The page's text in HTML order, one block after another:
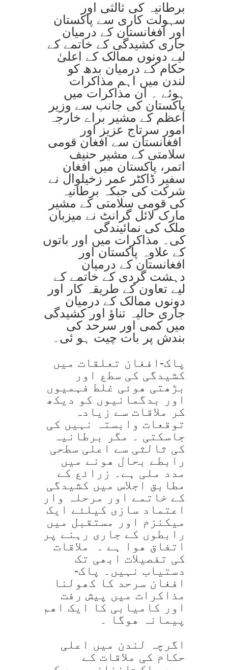
برطانیہ کی ثالثی اور
سہولت کاری سے پاکستان
اور افغانستان کے درمیان
جاری کشیدگی کے خاتمے کے
لیے دونوں ممالک کے اعلیٰ
حکام کے درمیان بدھ کو
لندن میں اہم مذاکرات
ہوئے ۔ ان مذاکرات میں
پاکستان کی جانب سے وزیر
اعظم کے مشیر براے خارجہ
امور سرتاج عزیز اور
افغانستان سے افغان قومی
سلامتی کے مشیر حنیف
اتمر، پاکستان میں افغان
سفیر ڈاکٹر عمر زخیلوال نے
شرکت کی جبکہ برطانیہ
کی قومی سلامتی کے مشیر
مارک لائل گرانٹ نے میزبان
ملک کی نمائیندگی
کی۔ مذاکرات میں اور باتوں
کے علاوہ پاکستان اور
افغانستان کے درمیان
دہشت گردی کے خاتمے کے
لیے تعاون کے طریقہ کار اور
دونوں ممالک کے درمیان
جاری حالیہ تناؤ اور کشیدگی
میں کمی اور سرحد کی
بندش پر بات چیت ہو ئی۔
پاک-افغان تعلقات میں
کشیدگی کی سطع اور
بڑھتی ھوئی غلط فہمیوں
اور بدگمانیوں کو دیکھ
کر ملاقات سے زیادہ
توقعات وابستہ نہیں کی
جاسکتی ۔ مگر برطانیہ
کی ثالثی سے اعلی سطحی
رابطے بحال ھونے میں
مدد ملی ہے۔ زرائع کے
مطابق اجلاس میں کشیدگی
کے خاتمے اور مرحلہ وار
اعتماد سازی کیلئے ایک
میکنزم اور مستقبل میں
رابطوں کے جاری رہنے پر
اتفاق ھوا ہے ۔ ملاقات
کی تفصیلات ابھی تک
دستیاب نہیں۔ پاک-
افغان سرحد کا کھولنا
مذاکرات میں پیش رفت
اور کامیابی کا ایک اھم
پیمانہ ھوگا ۔
حکام کی ملاقات کے